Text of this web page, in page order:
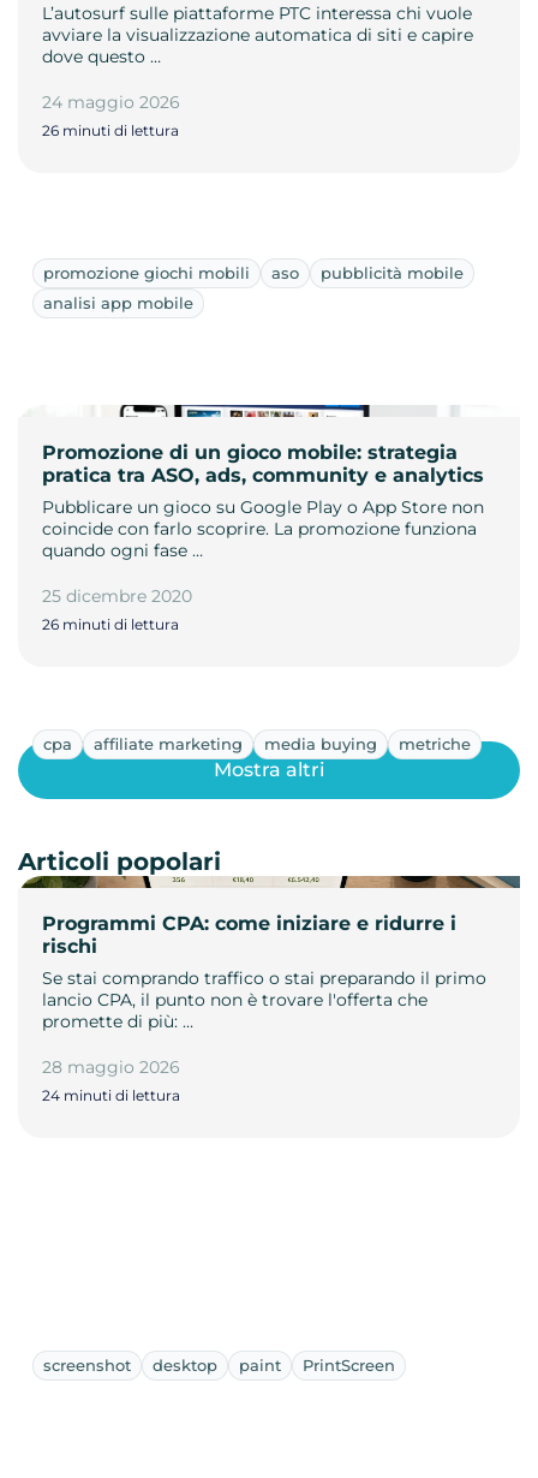
L’autosurf sulle piattaforme PTC interessa chi vuole
avviare la visualizzazione automatica di siti e capire
dove questo …
24 maggio 2026
26 minuti di lettura
promozione giochi mobili aso
pubblicità mobile
analisi app mobile
Promozione di un gioco mobile: strategia
pratica tra ASO, ads, community e analytics
Pubblicare un gioco su Google Play o App Store non
coincide con farlo scoprire. La promozione funziona
quando ogni fase …
25 dicembre 2020
26 minuti di lettura
cpa affiliate marketing media buying metriche
Programmi CPA: come iniziare e ridurre i
rischi
Se stai comprando traffico o stai preparando il primo
lancio CPA, il punto non è trovare l'offerta che
promette di più: …
28 maggio 2026
24 minuti di lettura
Mostra altri
Articoli popolari
screenshot desktop paint PrintScreen